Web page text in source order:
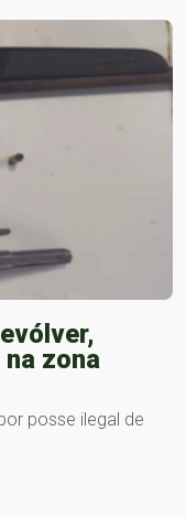
zona
posse ilegal de